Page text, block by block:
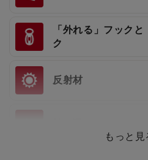
「外れる」フック
ク
反射材
もっと見